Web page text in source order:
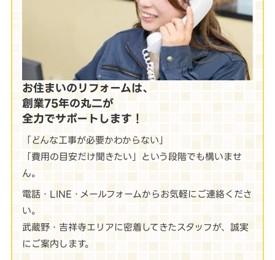
お住まいのリフォームは、
創業75年の丸二が
全力でサポートします！
「どんな工事が必要かわからない」
「費用の目安だけ聞きたい」という段階でも構いませ
ん。
電話・LINE・メールフォームからお気軽にご連絡くださ
い。
武蔵野・吉祥寺エリアに密着してきたスタッフが、誠実
にご案内します。